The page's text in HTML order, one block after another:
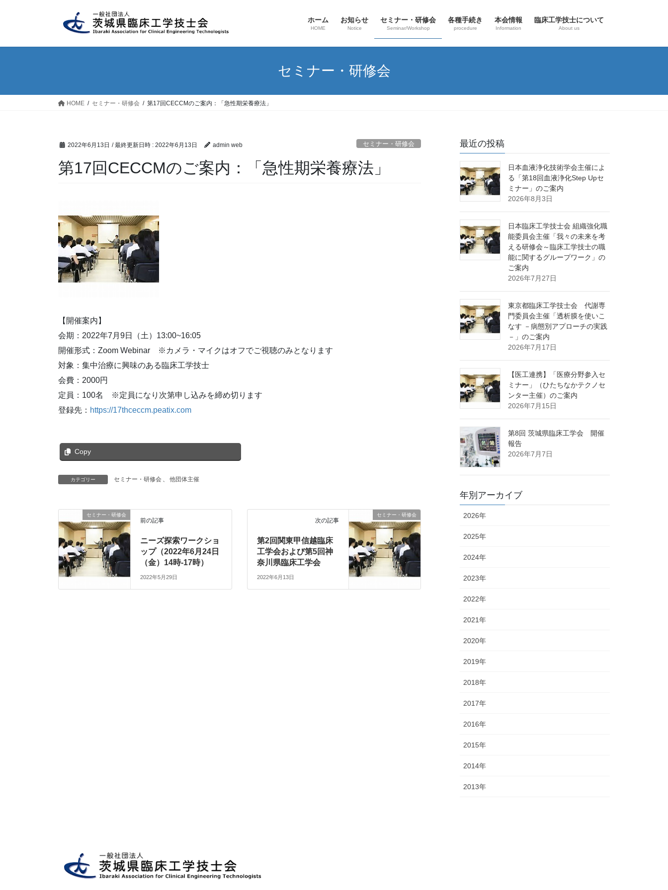
ホーム
HOME
お知らせ
Notice
セミナー・研修会
Seminar/Workshop
各種手続き
procedure
本会情報
Information
臨床工学技士について
About us
セミナー・研修会
HOME セミナー・研修会 第17回CECCMのご案内：「急性期栄養療法」
2022年6月13日 / 最終更新日時 : 2022年6月13日 admin web セミナー・研修会
第17回CECCMのご案内：「急性期栄養療法」
【開催案内】
会期：2022年7月9日（土）13:00~16:05
開催形式：Zoom Webinar ※カメラ・マイクはオフでご視聴のみとなります
対象：集中治療に興味のある臨床工学技士
会費：2000円
定員：100名 ※定員になり次第申し込みを締め切ります
登録先： https://17thceccm.peatix.com
Copy
カテゴリー セミナー・研修会 、 他団体主催
セミナー・研修会
前の記事
ニーズ探索ワークショ
ップ（2022年6月24日
（金）14時-17時）
2022年5月29日
セミナー・研修会
次の記事
第2回関東甲信越臨床
工学会および第5回神
奈川県臨床工学会
2022年6月13日
最近の投稿
日本血液浄化技術学会主催によ
る「第18回血液浄化Step Upセ
ミナー」のご案内
2026年8月3日
日本臨床工学技士会 組織強化職
能委員会主催「我々の未来を考
える研修会～臨床工学技士の職
能に関するグループワーク」の
ご案内
2026年7月27日
東京都臨床工学技士会 代謝専
門委員会主催「透析膜を使いこ
なす －病態別アプローチの実践
－」のご案内
2026年7月17日
【医工連携】「医療分野参入セ
ミナー」（ひたちなかテクノセ
ンター主催）のご案内
2026年7月15日
第8回 茨城県臨床工学会 開催
報告
2026年7月7日
年別アーカイブ
2026年
2025年
2024年
2023年
2022年
2021年
2020年
2019年
2018年
2017年
2016年
2015年
2014年
2013年